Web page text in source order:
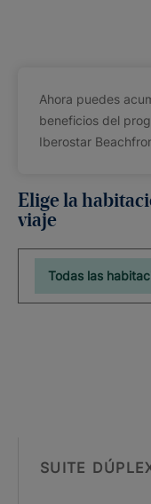
Ahora puedes
beneficios del
Iberostar
Elige la
viaje
Todas las
SUITE